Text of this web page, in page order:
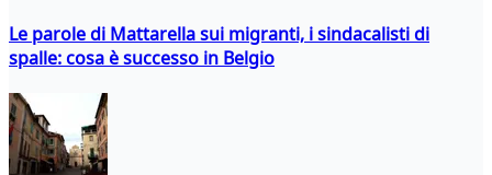
Le parole di Mattarella sui migranti, i sindacalisti di
spalle: cosa è successo in Belgio